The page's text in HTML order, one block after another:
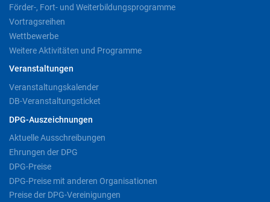
Förder-, Fort- und Weiterbildungsprogramme
Vortragsreihen
Wettbewerbe
Weitere Aktivitäten und Programme
Veranstaltungen
Veranstaltungskalender
DB-Veranstaltungsticket
DPG-Auszeichnungen
Aktuelle Ausschreibungen
Ehrungen der DPG
DPG-Preise
DPG-Preise mit anderen Organisationen
Preise der DPG-Vereinigungen